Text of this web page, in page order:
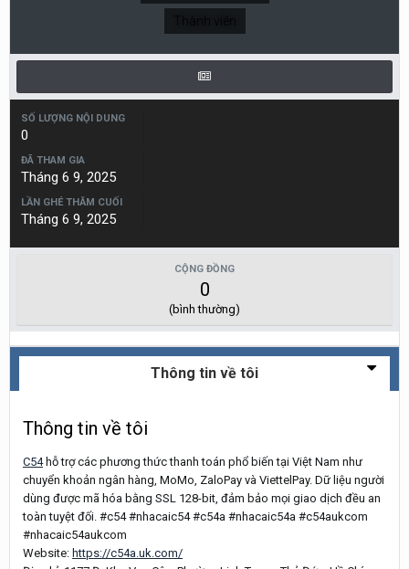
Thành viên
SỐ LƯỢNG NỘI DUNG
0
ĐÃ THAM GIA
Tháng 6 9, 2025
LẦN GHÉ THĂM CUỐI
Tháng 6 9, 2025
CỘNG ĐỒNG
0
(bình thường)
Thông tin về tôi
Thông tin về tôi
C54hỗ trợ các phương thức thanh toán phổ biến tại Việt Nam như
chuyển khoản ngân hàng, MoMo, ZaloPay và ViettelPay. Dữ liệu người
dùng được mã hóa bằng SSL 128-bit, đảm bảo mọi giao dịch đều an
toàn tuyệt đối. #c54 #nhacaic54 #c54a #nhacaic54a #c54aukcom
#nhacaic54aukcom
Website: https://c54a.uk.com/